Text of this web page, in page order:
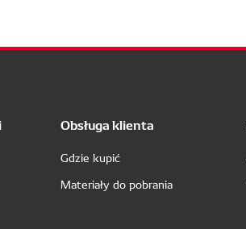
Obsługa klienta
Gdzie kupić
Materiały do pobrania